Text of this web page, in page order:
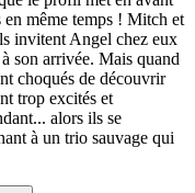
même temps ! Mitch et
invitent Angel chez eux
son arrivée. Mais quand
choqués de découvrir
trop excités et
alors ils se
à un trio sauvage qui